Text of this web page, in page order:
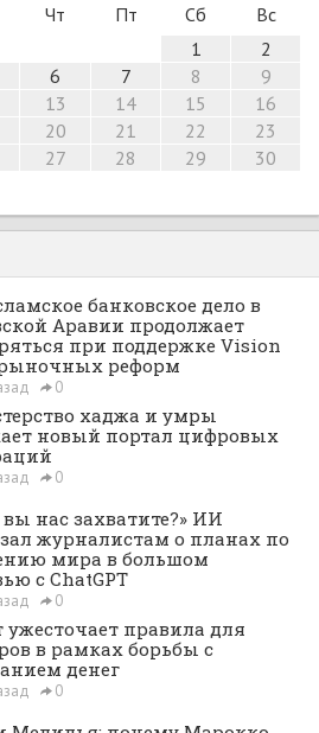
Чт Пт Сб
Вс
1
2
6 7 8
9
13 14 15
16
20 21 22
23
27 28 29
30
банковское дело в
Аравии продолжает
при поддержке Vision
рыночных реформ
0
хаджа и умры
новый портал цифровых
0
вы нас захватите?» ИИ
журналистам о планах по
мира в большом
с ChatGPT
0
ужесточает правила для
в рамках борьбы с
денег
0